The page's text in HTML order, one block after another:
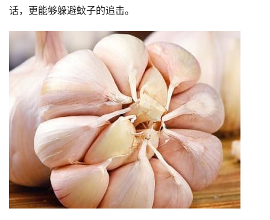
话，更能够躲避蚊子的追击。